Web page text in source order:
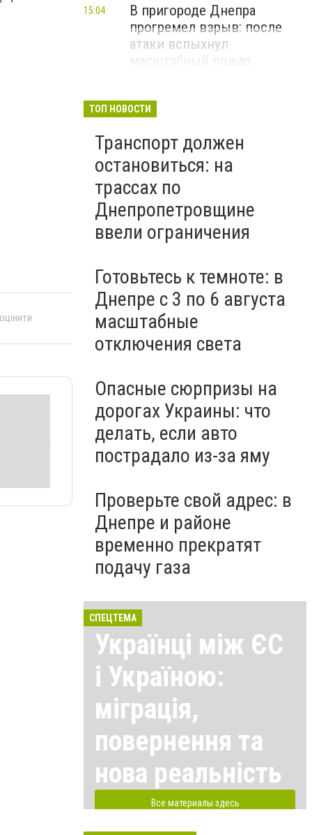
В пригороде Днепра
прогремел взрыв: после
атаки вспыхнул
масштабный пожар
15:04
ТОП НОВОСТИ
Транспорт должен
остановиться: на
трассах по
Днепропетровщине
ввели ограничения
Готовьтесь к темноте: в
Днепре с 3 по 6 августа
масштабные
отключения света
Опасные сюрпризы на
дорогах Украины: что
делать, если авто
пострадало из-за яму
Проверьте свой адрес: в
Днепре и районе
временно прекратят
подачу газа
СПЕЦТЕМА
Українці між ЄС
і Україною:
міграція,
повернення та
нова реальність
Все материалы здесь